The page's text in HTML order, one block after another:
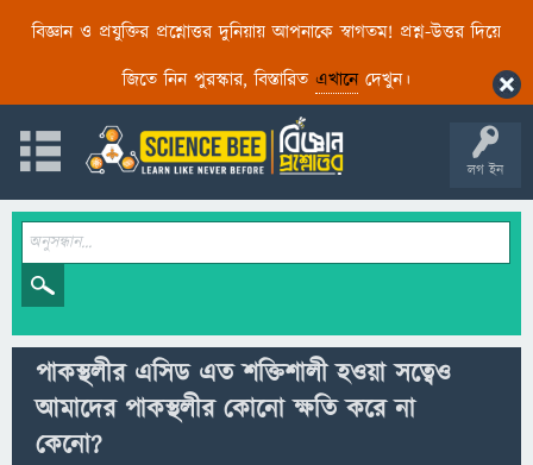
বিজ্ঞান ও প্রযুক্তির প্রশ্নোত্তর দুনিয়ায় আপনাকে স্বাগতম! প্রশ্ন-উত্তর দিয়ে
জিতে নিন পুরস্কার, বিস্তারিত এখানেদেখুন।
লগ ইন
পাকস্থলীর এসিড এত শক্তিশালী হওয়া সত্বেও
আমাদের পাকস্থলীর কোনো ক্ষতি করে না
কেনো?